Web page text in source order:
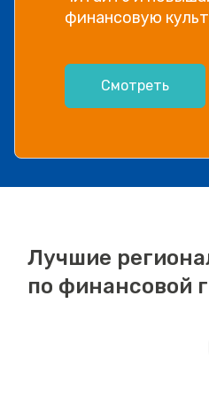
финансовую
Смотреть
Лучшие
по финансовой